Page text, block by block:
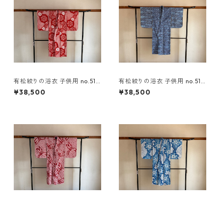
有松絞りの浴衣 子供用 no.511
7
¥38,500
有松絞りの浴衣 子供用 no.510
0
¥38,500